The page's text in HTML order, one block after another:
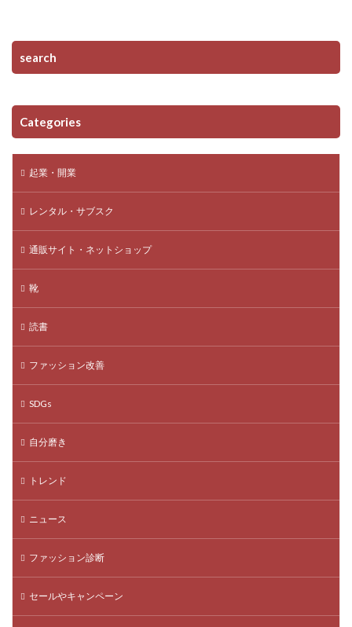
search
Categories
起業・開業
レンタル・サブスク
通販サイト・ネットショップ
靴
読書
ファッション改善
SDGs
自分磨き
トレンド
ニュース
ファッション診断
セールやキャンペーン